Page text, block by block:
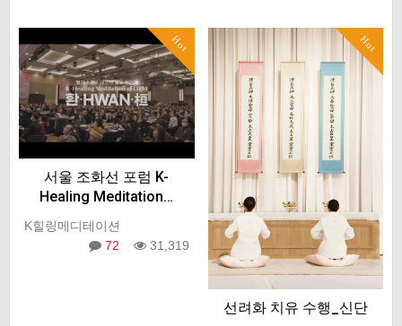
Hot
서울 조화선 포럼 K-
Healing Meditation…
K힐링메디테이션
72
31,319
Hot
선려화 치유 수행_신단